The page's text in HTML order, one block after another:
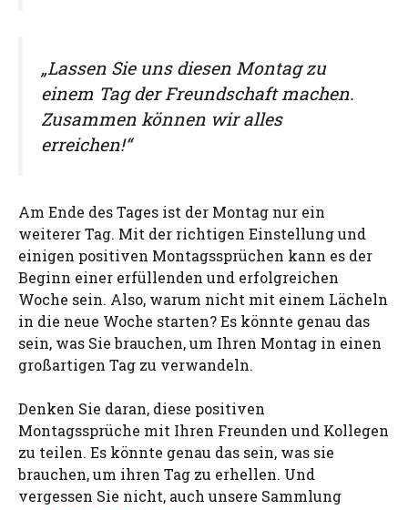
„Lassen Sie uns diesen Montag zu
einem Tag der Freundschaft machen.
Zusammen können wir alles
erreichen!“
Am Ende des Tages ist der Montag nur ein
weiterer Tag. Mit der richtigen Einstellung und
einigen positiven Montagssprüchen kann es der
Beginn einer erfüllenden und erfolgreichen
Woche sein. Also, warum nicht mit einem Lächeln
in die neue Woche starten? Es könnte genau das
sein, was Sie brauchen, um Ihren Montag in einen
großartigen Tag zu verwandeln.
Denken Sie daran, diese positiven
Montagssprüche mit Ihren Freunden und Kollegen
zu teilen. Es könnte genau das sein, was sie
brauchen, um ihren Tag zu erhellen. Und
vergessen Sie nicht, auch unsere Sammlung